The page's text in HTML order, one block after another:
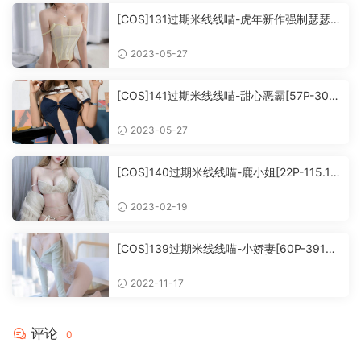
[COS]131过期米线线喵-虎年新作强制瑟瑟
2023-05-27
[COS]141过期米线线喵-甜心恶霸[57P-307
2023-05-27
[COS]140过期米线线喵-鹿小姐[22P-115.12
2023-02-19
[COS]139过期米线线喵-小娇妻[60P-391M
2022-11-17
评论 0